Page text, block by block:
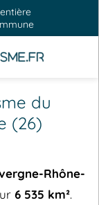
du
(26)
Rhône-
6 535 km².